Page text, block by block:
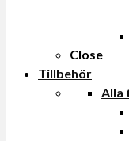
Close
Tillbehör
Alla